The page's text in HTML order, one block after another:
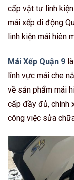
cấp vật tư linh
mái xếp di động
linh kiện mái hiên
Mái Xếp Quận 9
lĩnh vực mái che
về sản phẩm mái
cấp đầy đủ, chính
công việc sửa